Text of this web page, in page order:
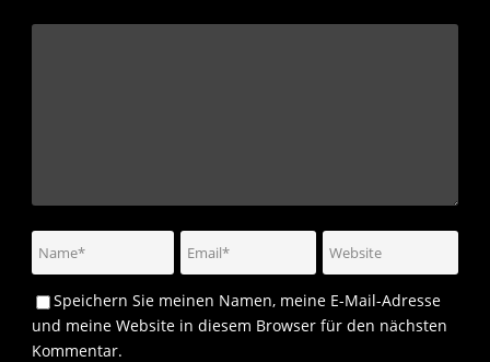
Speichern Sie meinen Namen, meine E-Mail-Adresse
und meine Website in diesem Browser für den nächsten
Kommentar.